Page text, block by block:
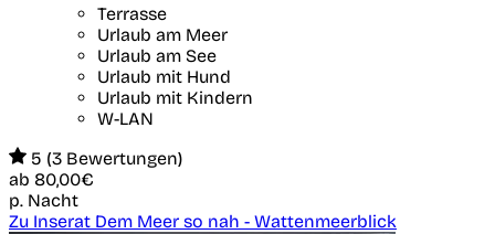
Terrasse
Urlaub am Meer
Urlaub am See
Urlaub mit Hund
Urlaub mit Kindern
W-LAN
5 (3 Bewertungen)
ab 80,00€
p. Nacht
Zu Inserat Dem Meer so nah - Wattenmeerblick